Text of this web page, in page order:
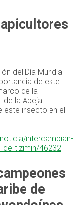
del Día Mundial
de este
de la
de la Abeja
este insecto en el
intercambian-
de-tizimin/46232
de